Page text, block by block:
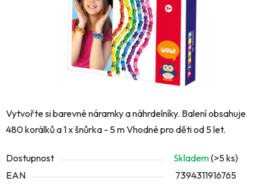
Vytvořte si barevné náramky a náhrdelníky. Balení obsahuje
480 korálků a 1 x šnůrka - 5 m Vhodné pro děti od 5 let.
Dostupnost Skladem(>5 ks)
EAN
7394311916765